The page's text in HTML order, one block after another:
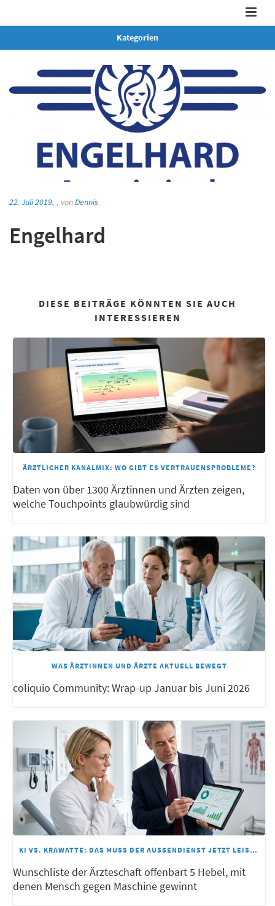
Kategorien
22. Juli 2019, , vonDennis
Engelhard
DIESE BEITRÄGE KÖNNTEN SIE AUCH
INTERESSIEREN
ÄRZTLICHER KANALMIX: WO GIBT ES VERTRAUENSPROBLEME?
Daten von über 1300 Ärztinnen und Ärzten zeigen,
welche Touchpoints glaubwürdig sind
WAS ÄRZTINNEN UND ÄRZTE AKTUELL BEWEGT
coliquio Community: Wrap-up Januar bis Juni 2026
KI VS. KRAWATTE: DAS MUSS DER AUSSENDIENST JETZT LEISTEN
Wunschliste der Ärzteschaft offenbart 5 Hebel, mit
denen Mensch gegen Maschine gewinnt